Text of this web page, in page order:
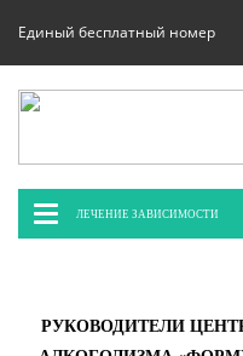
Единый бесплатный номер
ЛЕЧЕНИЕ ЗАВИСИМОСТИ
РУКОВОДИТЕЛИ